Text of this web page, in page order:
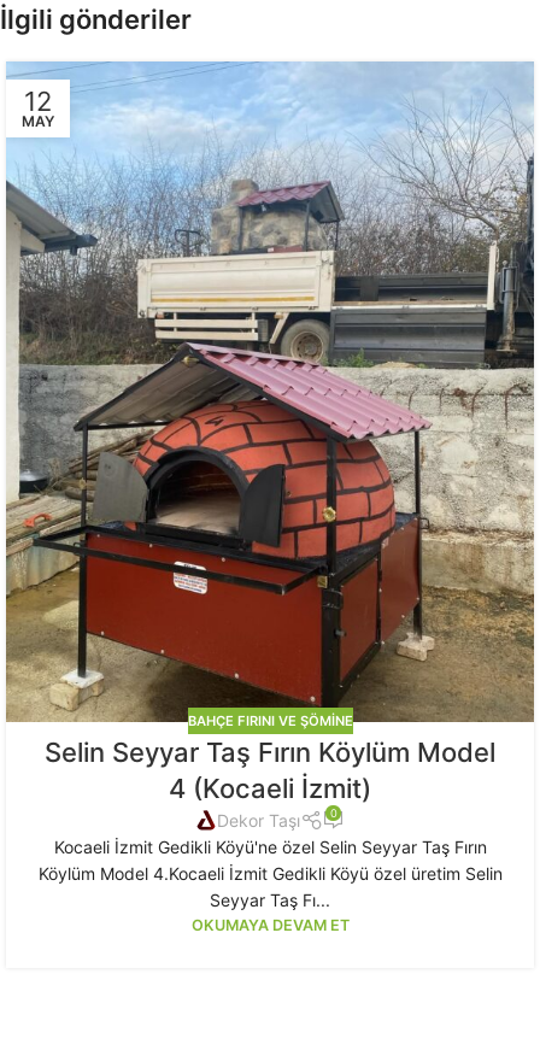
İlgili gönderiler
12
MAY
BAHÇE FIRINI VE ŞÖMINE
Selin Seyyar Taş Fırın Köylüm Model
4 (Kocaeli İzmit)
Dekor Taşı 0
Kocaeli İzmit Gedikli Köyü'ne özel Selin Seyyar Taş Fırın
Köylüm Model 4.Kocaeli İzmit Gedikli Köyü özel üretim Selin
Seyyar Taş Fı...
OKUMAYA DEVAM ET